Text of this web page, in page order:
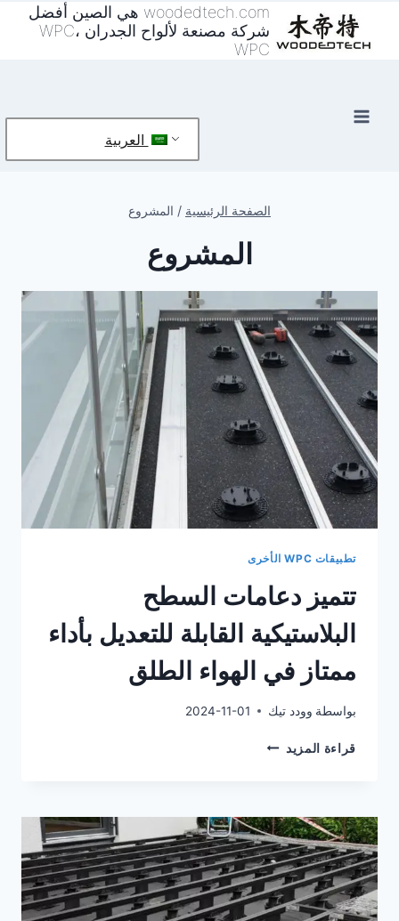
woodedtech.com هي الصين أفضل
شركة مصنعة لألواح الجدران WPC،
WPC
العربية
الصفحة الرئيسية / المشروع
المشروع
تطبيقات WPC الأخرى
تتميز دعامات السطح
البلاستيكية القابلة للتعديل بأداء
ممتاز في الهواء الطلق
بواسطة وودد تيك 2024-11-01
قراءة المزيد تتميز
القابلة
للتعديل
بأداء
ممتاز
في
الهواء